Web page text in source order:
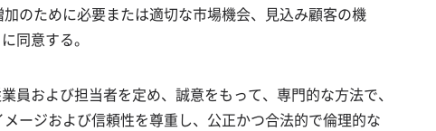
のために必要または適切な市場機会、見込み顧客の機
同意する。
および担当者を定め、誠意をもって、専門的な方法で、
ージおよび信頼性を尊重し、公正かつ合法的で倫理的な